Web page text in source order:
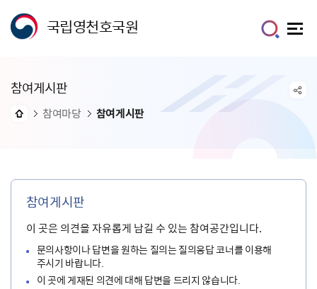
국립영천호국원
참여게시판
참여마당 참여게시판
참여게시판
이 곳은 의견을 자유롭게 남길 수 있는 참여공간입니다.
문의사항이나 답변을 원하는 질의는 질의응답 코너를 이용해
주시기 바랍니다.
이 곳에 게재된 의견에 대해 답변을 드리지 않습니다.